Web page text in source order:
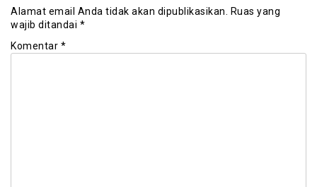
Alamat email Anda tidak akan dipublikasikan.
Ruas yang
wajib ditandai *
Komentar *